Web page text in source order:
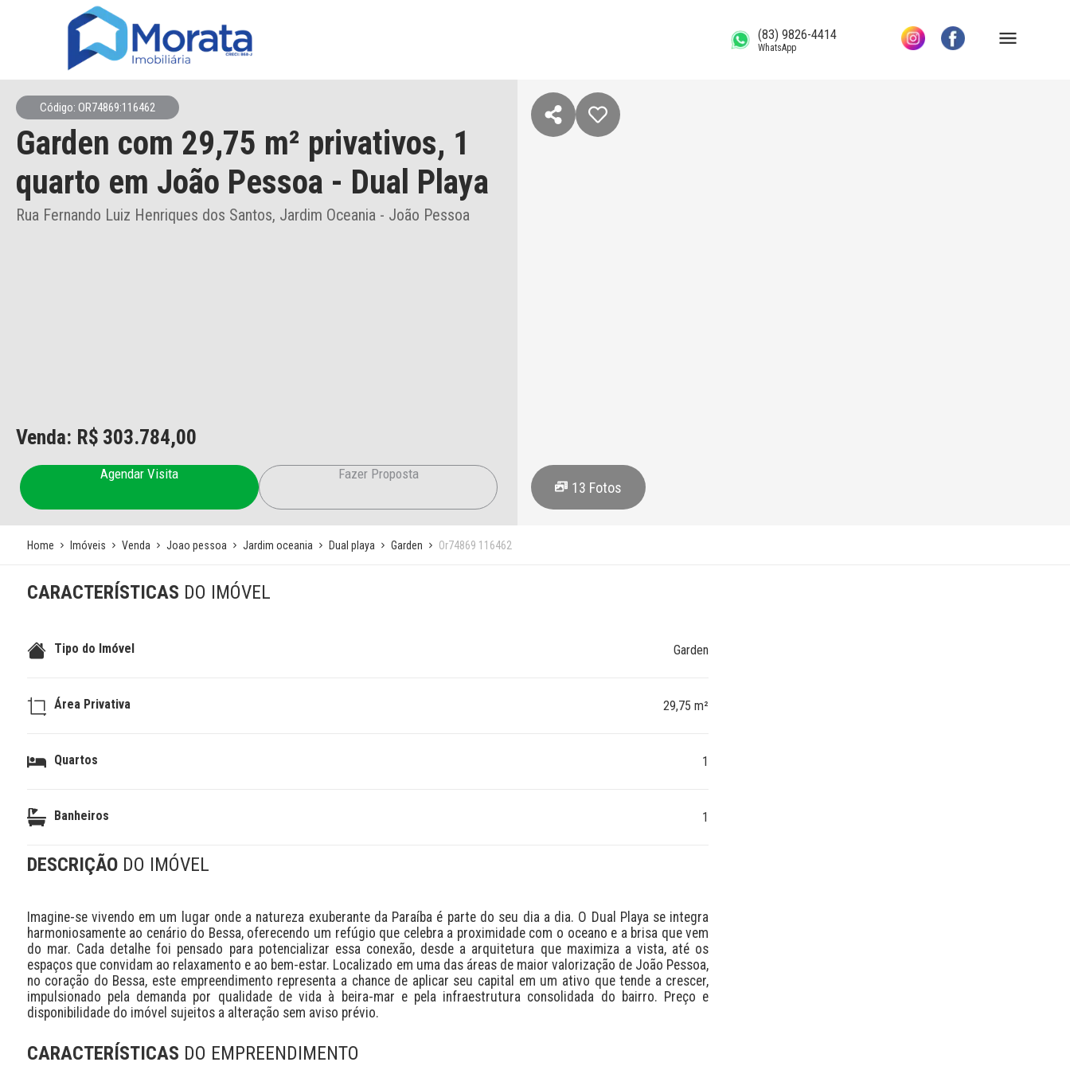
(83) 9826-4414
WhatsApp
Código: OR74869:116462
Garden com 29,75 m² privativos, 1
quarto em João Pessoa - Dual Playa
Rua Fernando Luiz Henriques dos Santos, Jardim Oceania - João Pessoa
Venda: R$ 303.784,00
Agendar Visita Fazer Proposta
13 Fotos
Home Imóveis Venda Joao pessoa Jardim oceania Dual playa Garden Or74869 116462
CARACTERÍSTICAS DO IMÓVEL
Tipo do Imóvel Garden
Área Privativa 29,75 m²
Quartos 1
Banheiros 1
DESCRIÇÃO DO IMÓVEL
Imagine-se vivendo em um lugar onde a natureza exuberante da Paraíba é parte do seu dia a dia. O Dual Playa se integra
harmoniosamente ao cenário do Bessa, oferecendo um refúgio que celebra a proximidade com o oceano e a brisa que vem
do mar. Cada detalhe foi pensado para potencializar essa conexão, desde a arquitetura que maximiza a vista, até os
espaços que convidam ao relaxamento e ao bem-estar. Localizado em uma das áreas de maior valorização de João Pessoa,
no coração do Bessa, este empreendimento representa a chance de aplicar seu capital em um ativo que tende a crescer,
impulsionado pela demanda por qualidade de vida à beira-mar e pela infraestrutura consolidada do bairro. Preço e
disponibilidade do imóvel sujeitos a alteração sem aviso prévio.
CARACTERÍSTICAS DO EMPREENDIMENTO